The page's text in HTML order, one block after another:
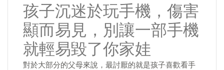
孩子沉迷於玩手機，傷害
顯而易見，別讓一部手機
就輕易毀了你家娃
對於大部分的父母來說，最討厭的就是孩子喜歡看手